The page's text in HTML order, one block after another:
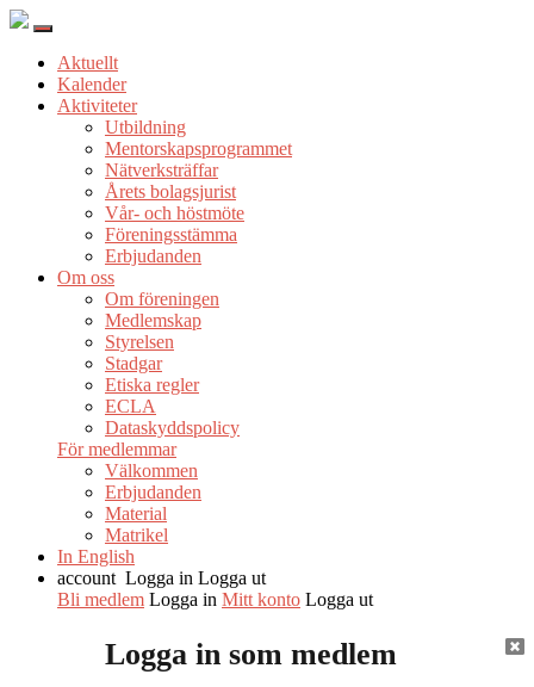
Aktuellt
Kalender
Aktiviteter
Utbildning
Mentorskapsprogrammet
Nätverksträffar
Årets bolagsjurist
Vår- och höstmöte
Föreningsstämma
Erbjudanden
Om oss
Om föreningen
Medlemskap
Styrelsen
Stadgar
Etiska regler
ECLA
Dataskyddspolicy
För medlemmar
Välkommen
Erbjudanden
Material
Matrikel
In English
account Logga in Logga ut
Bli medlem Logga in Mitt konto Logga ut
Logga in som medlem